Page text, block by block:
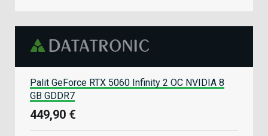
Palit GeForce RTX 5060 Infinity 2 OC NVIDIA 8
GB GDDR7
449,90 €